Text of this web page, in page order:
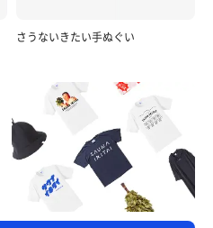
さうないきたい手ぬぐい